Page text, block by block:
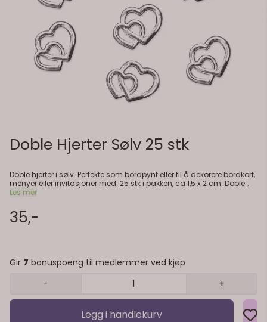
Doble Hjerter Sølv 25 stk
Doble hjerter i sølv. Perfekte som bordpynt eller til å dekorere bordkort,
menyer eller invitasjoner med. 25 stk i pakken, ca 1,5 x 2 cm. Doble
hjerter i sølv. Perfekte som bordpynt eller til å dekorere bordkort,
Les mer
35,-
Gir 7 bonuspoeng til medlemmer ved kjøp
- +
Legg i handlekurv